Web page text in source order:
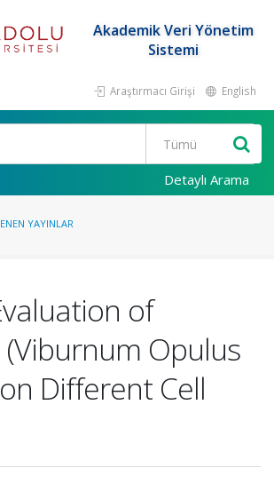
Akademik Veri Yönetim
Sistemi
Araştırmacı Girişi English
Detaylı Arama
YAYINLAR
of
Opulus
Different Cell